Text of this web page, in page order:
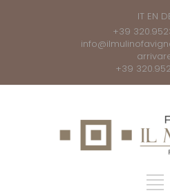
IT EN
+39
+39